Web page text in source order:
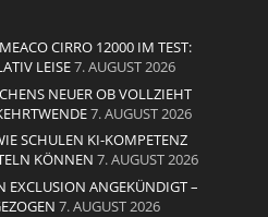
CIRRO 12000 IM TEST:
LEISE7. AUGUST 2026
NEUER OB VOLLZIEHT
7. AUGUST 2026
SCHULEN KI-KOMPETENZ
KÖNNEN 7. AUGUST 2026
ANGEKÜNDIGT –
7. AUGUST 2026